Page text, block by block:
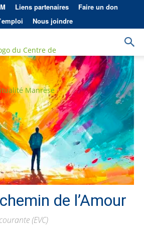
Liens partenaires
Faire un don
Nous joindre
de l’Amour
(EVC)